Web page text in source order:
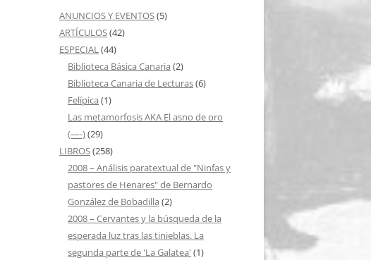
ANUNCIOS Y EVENTOS(5)
ARTÍCULOS(42)
ESPECIAL(44)
Biblioteca Básica Canaria (2)
Biblioteca Canaria de Lecturas(6)
Felípica (1)
Las metamorfosis AKA El asno de oro
(—-)(29)
LIBROS(258)
2008 – Análisis paratextual de "Ninfas y
pastores de Henares" de Bernardo
González de Bobadilla (2)
2008 – Cervantes y la búsqueda de la
esperada luz tras las tinieblas. La
segunda parte de 'La Galatea' (1)